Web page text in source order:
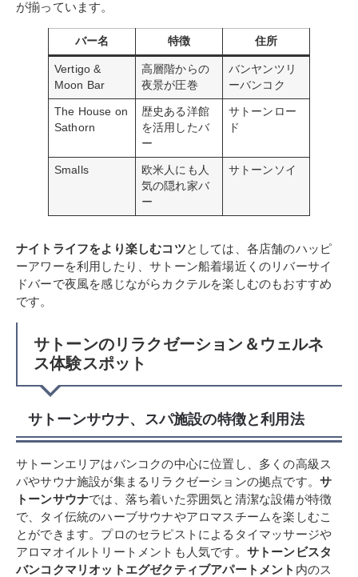
が揃っています。
バー名 特徴 住所
Vertigo &
Moon Bar
高層階からの
夜景が圧巻
バンヤンツリ
ーバンコク
The House on
Sathorn
歴史ある洋館
を活用したバ
ー
サトーンロー
ド
Smalls
欧米人にも人
気の隠れ家バ
ー
サトーンソイ
ナイトライフをより楽しむコツとしては、各店舗のハッピ
ーアワーを利用したり、サトーン船着場近くのリバーサイ
ドバーで夜風を感じながらカクテルを楽しむのもおすすめ
です。
サトーンのリラクゼーション＆ウェルネ
ス体験スポット
サトーンサウナ、スパ施設の特徴と利用法
サトーンエリアはバンコクの中心に位置し、多くの高級ス
パやサウナ施設が集まるリラクゼーションの拠点です。 サ
トーンサウナでは、落ち着いた雰囲気と清潔な設備が特徴
で、タイ伝統のハーブサウナやアロマスチームを楽しむこ
とができます。プロのセラピストによるタイマッサージや
アロマオイルトリートメントも人気です。 サトーンビスタ
バンコクマリオットエグゼクティブアパートメント 内のス